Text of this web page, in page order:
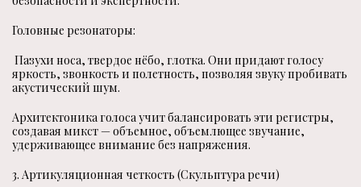
Головные резонаторы:
Пазухи носа, твердое нёбо, глотка. Они придают голосу
яркость, звонкость и полетность, позволяя звуку пробивать
акустический шум.
Архитектоника голоса учит балансировать эти регистры,
создавая микст — объемное, объемлющее звучание,
удерживающее внимание без напряжения.
3. Артикуляционная четкость (Скульптура речи)